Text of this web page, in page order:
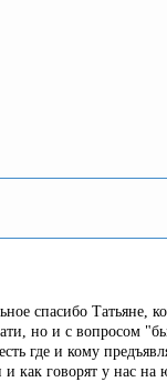
спасибо Татьяне,
но и с вопросом
где и кому
и как говорят у нас